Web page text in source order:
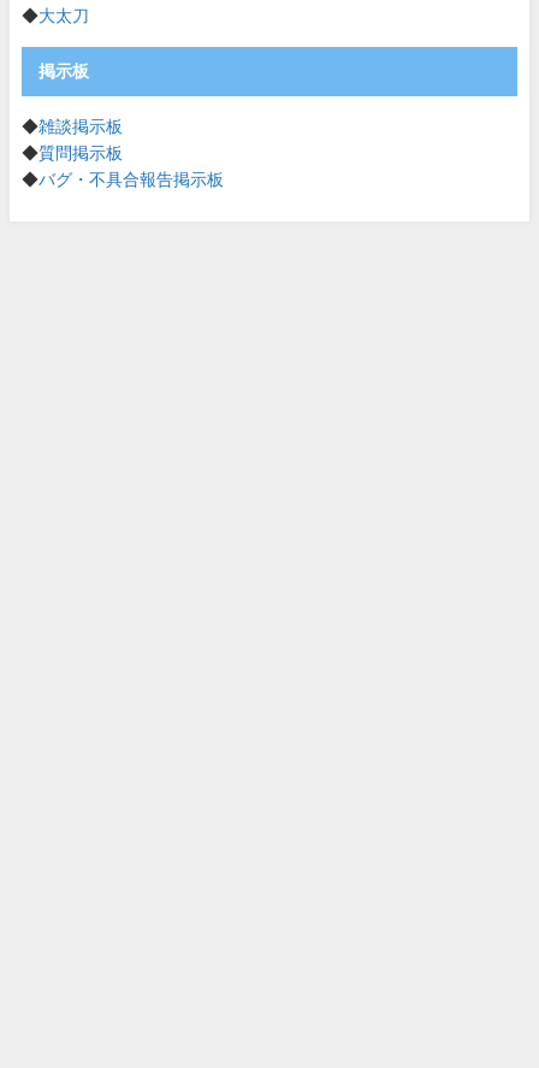
◆大太刀
掲示板
◆雑談掲示板
◆質問掲示板
◆バグ・不具合報告掲示板